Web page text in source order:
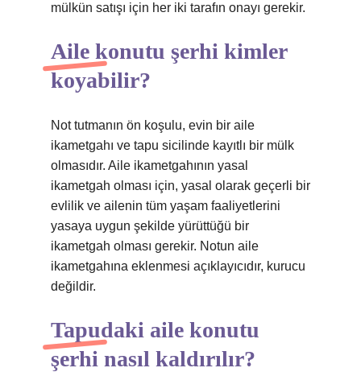
mülkün satışı için her iki tarafın onayı gerekir.
Aile konutu şerhi kimler
koyabilir?
Not tutmanın ön koşulu, evin bir aile
ikametgahı ve tapu sicilinde kayıtlı bir mülk
olmasıdır. Aile ikametgahının yasal
ikametgah olması için, yasal olarak geçerli bir
evlilik ve ailenin tüm yaşam faaliyetlerini
yasaya uygun şekilde yürüttüğü bir
ikametgah olması gerekir. Notun aile
ikametgahına eklenmesi açıklayıcıdır, kurucu
değildir.
Tapudaki aile konutu
şerhi nasıl kaldırılır?